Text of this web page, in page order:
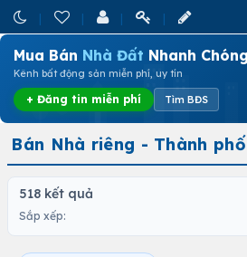
Mua Bán Nhà Đất Nhanh Chóng
Kênh bất động sản miễn phí, uy tín
+ Đăng tin miễn phí Tìm BĐS
Bán Nhà riêng - Thành
518 kết quả
Sắp xếp: